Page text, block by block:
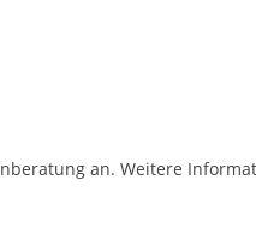
an. Weitere